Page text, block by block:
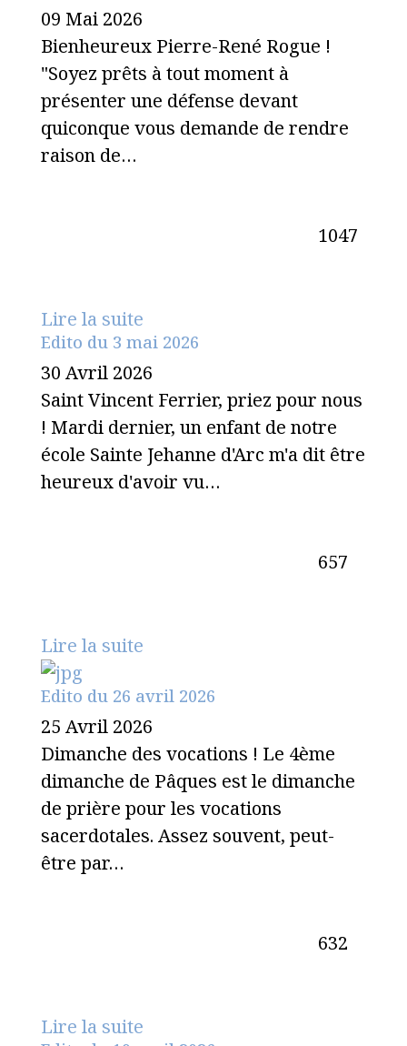
09 Mai 2026
Bienheureux Pierre-René Rogue !
"Soyez prêts à tout moment à
présenter une défense devant
quiconque vous demande de rendre
raison de…
1047
Lire la suite
Edito du 3 mai 2026
30 Avril 2026
Saint Vincent Ferrier, priez pour nous
! Mardi dernier, un enfant de notre
école Sainte Jehanne d'Arc m'a dit être
heureux d'avoir vu…
657
Lire la suite
Edito du 26 avril 2026
25 Avril 2026
Dimanche des vocations ! Le 4ème
dimanche de Pâques est le dimanche
de prière pour les vocations
sacerdotales. Assez souvent, peut-
être par…
632
Lire la suite